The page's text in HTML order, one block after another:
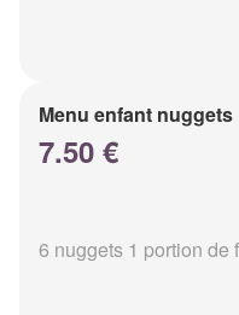
Menu enfant nuggets
7.50 €
6 nuggets 1 portion de